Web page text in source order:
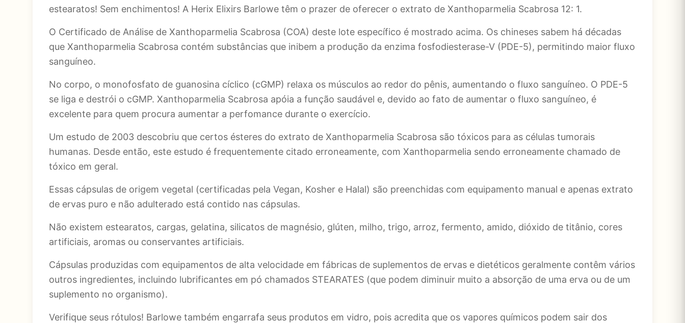
estearatos! Sem enchimentos! A Herix Elixirs Barlowe têm o prazer de oferecer o extrato de Xanthoparmelia Scabrosa 12: 1.
O Certificado de Análise de Xanthoparmelia Scabrosa (COA) deste lote específico é mostrado acima. Os chineses sabem há décadas
que Xanthoparmelia Scabrosa contém substâncias que inibem a produção da enzima fosfodiesterase-V (PDE-5), permitindo maior fluxo
sanguíneo.
No corpo, o monofosfato de guanosina cíclico (cGMP) relaxa os músculos ao redor do pênis, aumentando o fluxo sanguíneo. O PDE-5
se liga e destrói o cGMP. Xanthoparmelia Scabrosa apóia a função saudável e, devido ao fato de aumentar o fluxo sanguíneo, é
excelente para quem procura aumentar a perfomance durante o exercício.
Um estudo de 2003 descobriu que certos ésteres do extrato de Xanthoparmelia Scabrosa são tóxicos para as células tumorais
humanas. Desde então, este estudo é frequentemente citado erroneamente, com Xanthoparmelia sendo erroneamente chamado de
tóxico em geral.
Essas cápsulas de origem vegetal (certificadas pela Vegan, Kosher e Halal) são preenchidas com equipamento manual e apenas extrato
de ervas puro e não adulterado está contido nas cápsulas.
Não existem estearatos, cargas, gelatina, silicatos de magnésio, glúten, milho, trigo, arroz, fermento, amido, dióxido de titânio, cores
artificiais, aromas ou conservantes artificiais.
Cápsulas produzidas com equipamentos de alta velocidade em fábricas de suplementos de ervas e dietéticos geralmente contêm vários
outros ingredientes, incluindo lubrificantes em pó chamados STEARATES (que podem diminuir muito a absorção de uma erva ou de um
suplemento no organismo).
Verifique seus rótulos! Barlowe também engarrafa seus produtos em vidro, pois acredita que os vapores químicos podem sair dos